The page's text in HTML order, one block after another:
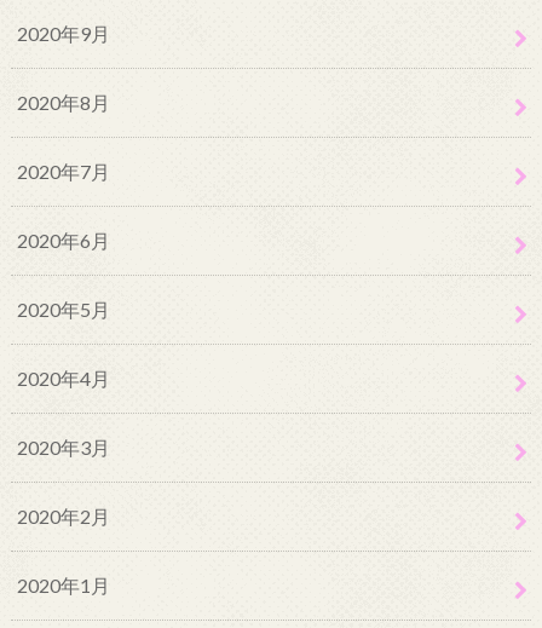
2020年9月
2020年8月
2020年7月
2020年6月
2020年5月
2020年4月
2020年3月
2020年2月
2020年1月